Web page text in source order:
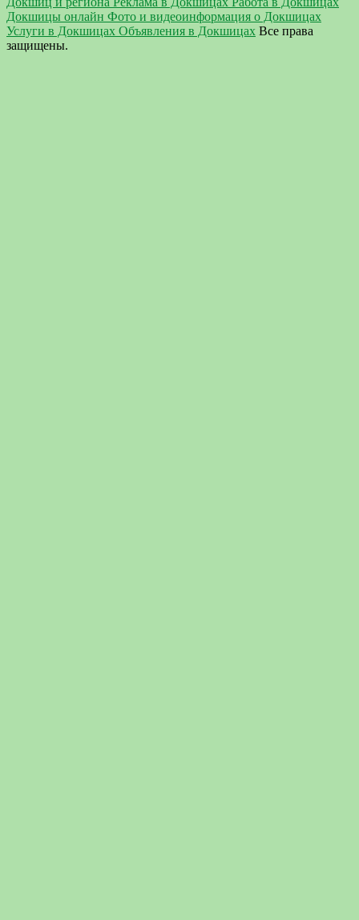
Докшицы онлайн Фото и видеоинформация о Докшицах
Услуги в Докшицах Объявления в Докшицах Все права
защищены.